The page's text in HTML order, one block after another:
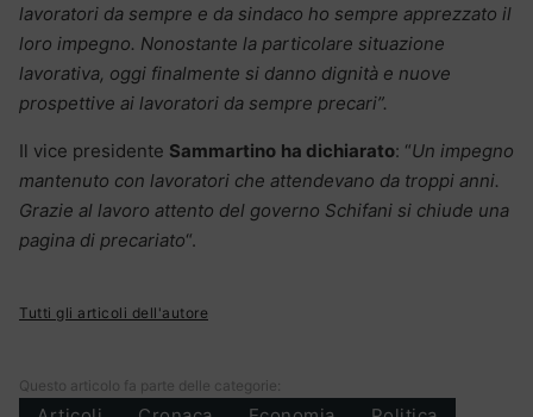
lavoratori da sempre e da sindaco ho sempre apprezzato il
loro impegno. Nonostante la particolare situazione
lavorativa, oggi finalmente si danno dignità e nuove
prospettive ai lavoratori da sempre precari”.
Il vice presidente Sammartino ha dichiarato: “Un impegno
mantenuto con lavoratori che attendevano da troppi anni.
Grazie al lavoro attento del governo Schifani si chiude una
pagina di precariato“.
Tutti gli articoli dell'autore
Questo articolo fa parte delle categorie: